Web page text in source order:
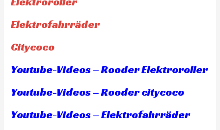
Elektrofahrräder
Citycoco
Youtube-Videos – Rooder Elektroroller
Youtube-Videos – Rooder citycoco
Youtube-Videos – Elektrofahrräder